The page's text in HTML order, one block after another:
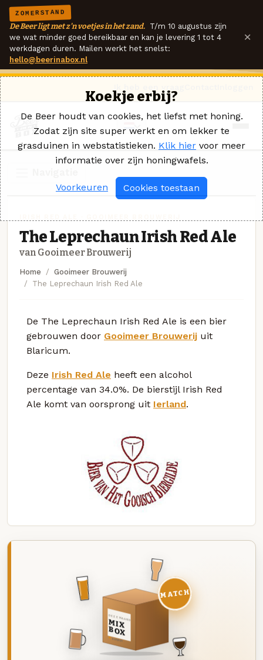
ZOMERSTAND
De Beer ligt met z'n voetjes in het zand. T/m 10 augustus zijn
we wat minder goed bereikbaar en kan je levering 1 tot 4
werkdagen duren. Mailen werkt het snelst:
hello@beerinabox.nl
×
The Leprechaun Irish Red Ale
van Gooimeer Brouwerij
Home
Gooimeer Brouwerij
The Leprechaun Irish Red Ale
De The Leprechaun Irish Red Ale is een bier
gebrouwen door Gooimeer Brouwerij uit
Blaricum.
Deze Irish Red Ale heeft een alcohol
percentage van 34.0%. De bierstijl Irish Red
Ale komt van oorsprong uit Ierland.
DEZE MAAND
MIX
BOX
8 BIEREN
MATCH
Koekje erbij?
De Beer houdt van cookies, het liefst met honing.
Zodat zijn site super werkt en om lekker te
grasduinen in webstatistieken. Klik hier voor meer
informatie over zijn honingwafels.
Voorkeuren Cookies toestaan